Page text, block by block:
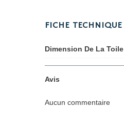
FICHE TECHNIQUE
Dimension De La Toile
Avis
Aucun commentaire